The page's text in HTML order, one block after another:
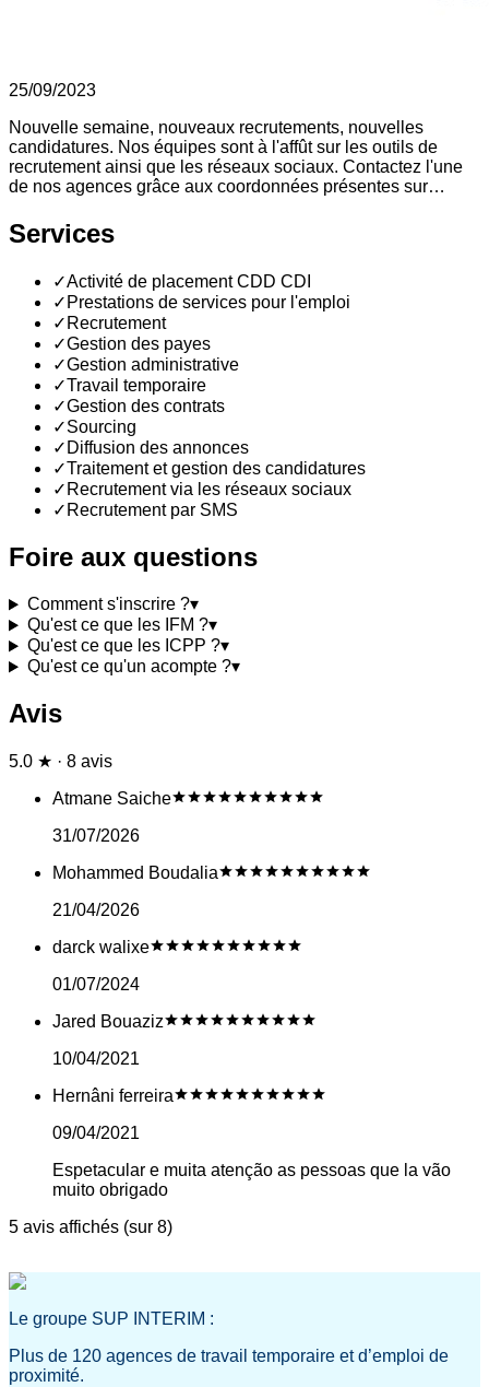
25/09/2023
Nouvelle semaine, nouveaux recrutements, nouvelles
candidatures. Nos équipes sont à l'affût sur les outils de
recrutement ainsi que les réseaux sociaux. Contactez l'une
de nos agences grâce aux coordonnées présentes sur…
Services
✓Activité de placement CDD CDI
✓ Prestations de services pour l'emploi
✓ Recrutement
✓Gestion des payes
✓Gestion administrative
✓Travail temporaire
✓Gestion des contrats
✓Sourcing
✓ Diffusion des annonces
✓Traitement et gestion des candidatures
✓ Recrutement via les réseaux sociaux
✓ Recrutement par SMS
Foire aux questions
Comment s'inscrire ?▾
Qu'est ce que les IFM ?▾
Qu'est ce que les ICPP ?▾
Qu'est ce qu'un acompte ?▾
Avis
5.0 ★ · 8 avis
Atmane Saiche
31/07/2026
Mohammed Boudalia
21/04/2026
darck walixe
01/07/2024
Jared Bouaziz
10/04/2021
Hernâni ferreira
09/04/2021
Espetacular e muita atenção as pessoas que la vão
muito obrigado
5 avis affichés (sur 8)
Le groupe SUP INTERIM :
Plus de 120 agences de travail temporaire et d’emploi de
proximité.